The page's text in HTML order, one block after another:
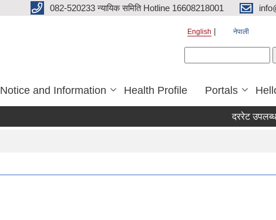
082-520233 न्यायिक समिति Hotline 16608218001
English नेपाली
Notice and Information Health Profile Portals
दररेट उपलब्ध